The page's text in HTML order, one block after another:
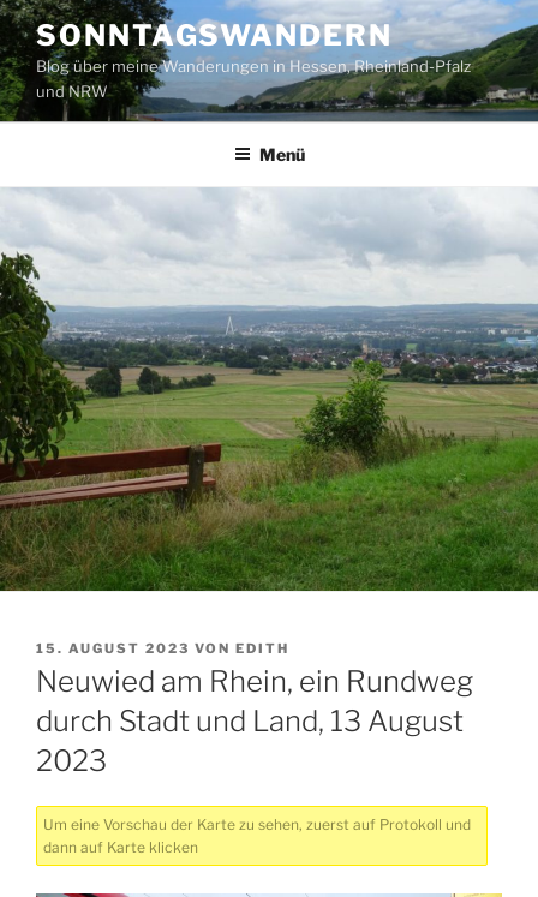
Zum
Inhalt
springen
SONNTAGSWANDERN
Blog über meine Wanderungen in Hessen, Rheinland-Pfalz
und NRW
Menü
VERÖFFENTLICHT
AM
15. AUGUST 2023 VON EDITH
Neuwied am Rhein, ein Rundweg
durch Stadt und Land, 13 August
2023
Um eine Vorschau der Karte zu sehen, zuerst auf Protokoll und
dann auf Karte klicken